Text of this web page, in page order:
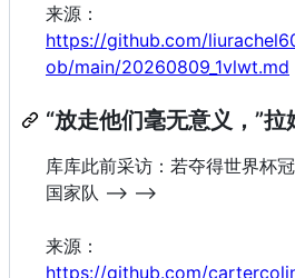
来源：
https://github.com/
ob/main/20260809_1vlwt.md
“放走他们毫无意义，”拉
库库此前采访：若夺得世界杯
国家队 --> -->
来源：
https://github.com/